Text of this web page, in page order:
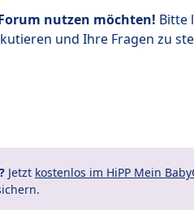
nutzen möchten! Bitte
und Ihre Fragen zu
Jetzt kostenlos im HiPP Mein